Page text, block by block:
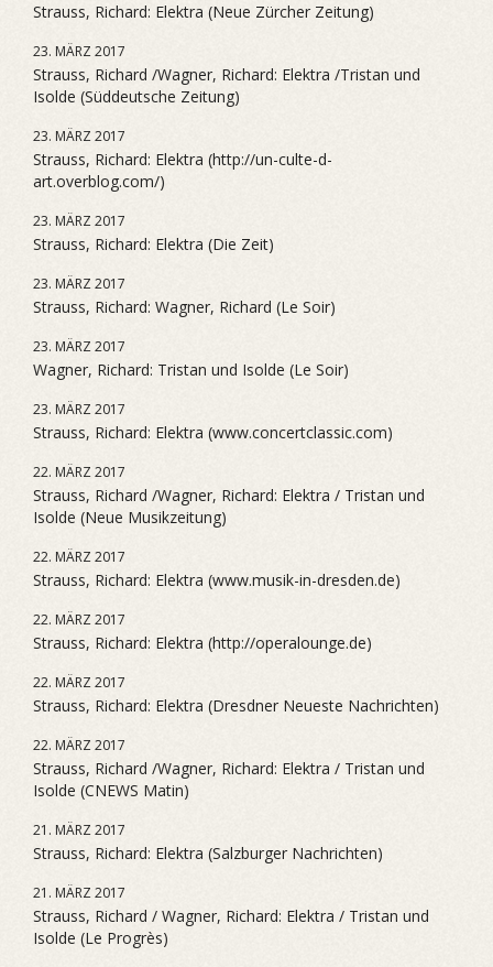
Strauss, Richard: Elektra (Neue Zürcher Zeitung)
23. MÄRZ 2017
Strauss, Richard /Wagner, Richard: Elektra /Tristan und
Isolde (Süddeutsche Zeitung)
23. MÄRZ 2017
Strauss, Richard: Elektra (http://un-culte-d-
art.overblog.com/)
23. MÄRZ 2017
Strauss, Richard: Elektra (Die Zeit)
23. MÄRZ 2017
Strauss, Richard: Wagner, Richard (Le Soir)
23. MÄRZ 2017
Wagner, Richard: Tristan und Isolde (Le Soir)
23. MÄRZ 2017
Strauss, Richard: Elektra (www.concertclassic.com)
22. MÄRZ 2017
Strauss, Richard /Wagner, Richard: Elektra / Tristan und
Isolde (Neue Musikzeitung)
22. MÄRZ 2017
Strauss, Richard: Elektra (www.musik-in-dresden.de)
22. MÄRZ 2017
Strauss, Richard: Elektra (http://operalounge.de)
22. MÄRZ 2017
Strauss, Richard: Elektra (Dresdner Neueste Nachrichten)
22. MÄRZ 2017
Strauss, Richard /Wagner, Richard: Elektra / Tristan und
Isolde (CNEWS Matin)
21. MÄRZ 2017
Strauss, Richard: Elektra (Salzburger Nachrichten)
21. MÄRZ 2017
Strauss, Richard / Wagner, Richard: Elektra / Tristan und
Isolde (Le Progrès)